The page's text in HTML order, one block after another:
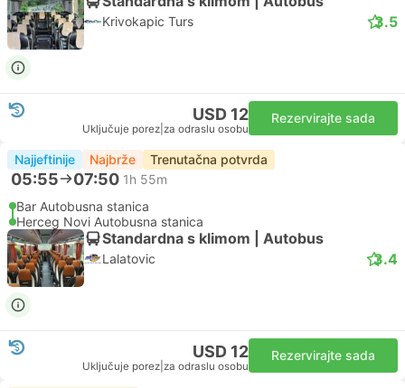
Krivokapic Turs 3.5
USD 12
Uključuje porez za odraslu osobu
Rezervirajte sada
Najjeftinije Najbrže Trenutačna potvrda
05:55 07:50 1h 55m
Bar Autobusna stanica
Herceg Novi Autobusna stanica
Standardna s klimom | Autobus
Lalatovic 3.4
USD 12
Uključuje porez za odraslu osobu
Rezervirajte sada